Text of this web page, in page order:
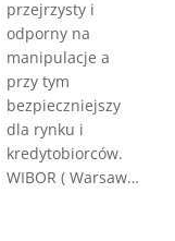
przejrzysty i
odporny na
manipulacje a
przy tym
bezpieczniejszy
dla rynku i
kredytobiorców.
WIBOR ( Warsaw…